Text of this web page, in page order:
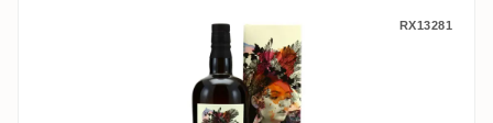
The Wild Parrot New Yarmouth NYRX13281